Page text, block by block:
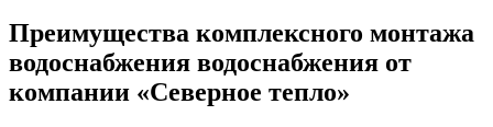
Преимущества комплексного монтажа
водоснабжения водоснабжения от
компании «Северное тепло»